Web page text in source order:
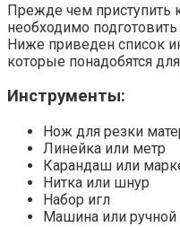
Прежде чем приступить
необходимо
Ниже приведен список
которые понадобятся
Инструменты:
Нож для резки
Линейка или метр
Карандаш или
Нитка или шнур
Набор игл
Машина или